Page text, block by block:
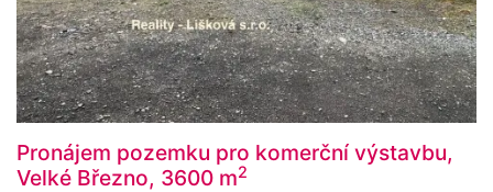
Pronájem pozemku pro komerční výstavbu,
Velké Březno, 3600 m2